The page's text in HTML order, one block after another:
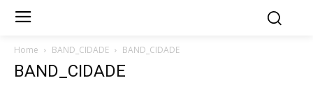
Home BAND_CIDADE BAND_CIDADE
BAND_CIDADE